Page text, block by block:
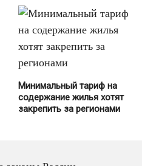
Минимальный тариф на
содержание жилья хотят
закрепить за регионами